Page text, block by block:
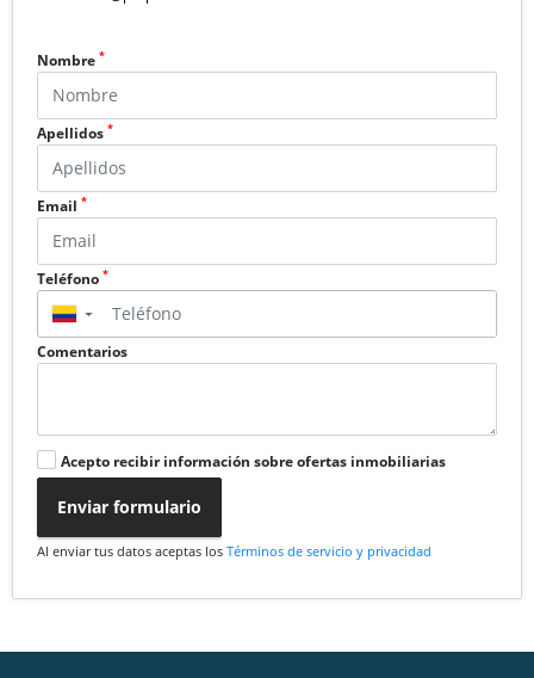
Nombre *
Apellidos *
Email *
Teléfono *
▼
Comentarios
Acepto recibir información sobre ofertas inmobiliarias
Enviar formulario
Al enviar tus datos aceptas los Términos de servicio y privacidad